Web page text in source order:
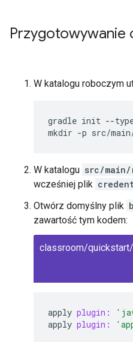
Przygotowywanie
W katalogu roboczym
gradle init --
W katalogu src/main/
wcześniej plik
Otwórz domyślny plik
zawartość tym kodem:
apply plugin:
apply plugin: